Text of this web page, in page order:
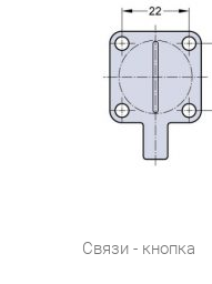
Связи - кнопка